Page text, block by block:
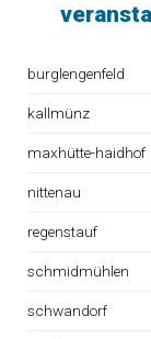
burglengenfeld
kallmünz
maxhütte-haidhof
nittenau
regenstauf
schmidmühlen
schwandorf